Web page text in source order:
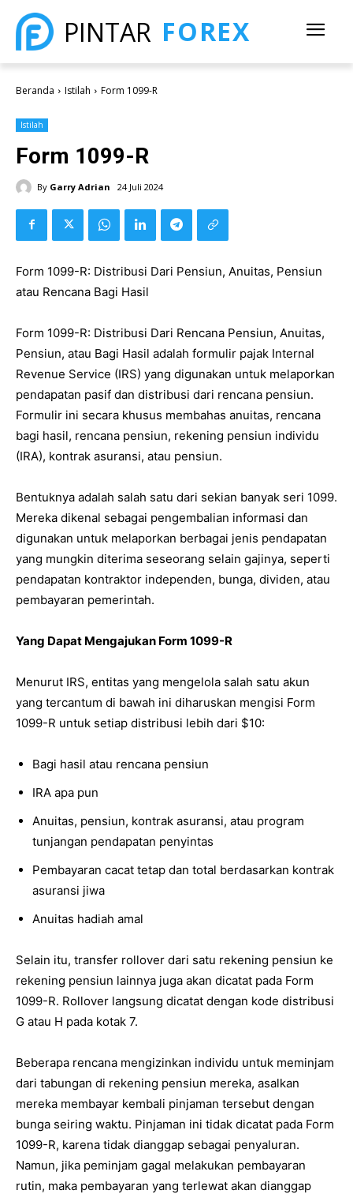
PINTAR FOREX
Beranda Istilah Form 1099-R
Istilah
Form 1099-R
By Garry Adrian 24 Juli 2024
Form 1099-R: Distribusi Dari Pensiun, Anuitas, Pensiun
atau Rencana Bagi Hasil
Form 1099-R: Distribusi Dari Rencana Pensiun, Anuitas,
Pensiun, atau Bagi Hasil adalah formulir pajak Internal
Revenue Service (IRS) yang digunakan untuk melaporkan
pendapatan pasif dan distribusi dari rencana pensiun.
Formulir ini secara khusus membahas anuitas, rencana
bagi hasil, rencana pensiun, rekening pensiun individu
(IRA), kontrak asuransi, atau pensiun.
Bentuknya adalah salah satu dari sekian banyak seri 1099.
Mereka dikenal sebagai pengembalian informasi dan
digunakan untuk melaporkan berbagai jenis pendapatan
yang mungkin diterima seseorang selain gajinya, seperti
pendapatan kontraktor independen, bunga, dividen, atau
pembayaran pemerintah.
Yang Dapat Mengajukan Form 1099-R
Menurut IRS, entitas yang mengelola salah satu akun
yang tercantum di bawah ini diharuskan mengisi Form
1099-R untuk setiap distribusi lebih dari $10:
Bagi hasil atau rencana pensiun
IRA apa pun
Anuitas, pensiun, kontrak asuransi, atau program
tunjangan pendapatan penyintas
Pembayaran cacat tetap dan total berdasarkan kontrak
asuransi jiwa
Anuitas hadiah amal
Selain itu, transfer rollover dari satu rekening pensiun ke
rekening pensiun lainnya juga akan dicatat pada Form
1099-R. Rollover langsung dicatat dengan kode distribusi
G atau H pada kotak 7.
Beberapa rencana mengizinkan individu untuk meminjam
dari tabungan di rekening pensiun mereka, asalkan
mereka membayar kembali pinjaman tersebut dengan
bunga seiring waktu. Pinjaman ini tidak dicatat pada Form
1099-R, karena tidak dianggap sebagai penyaluran.
Namun, jika peminjam gagal melakukan pembayaran
rutin, maka pembayaran yang terlewat akan dianggap